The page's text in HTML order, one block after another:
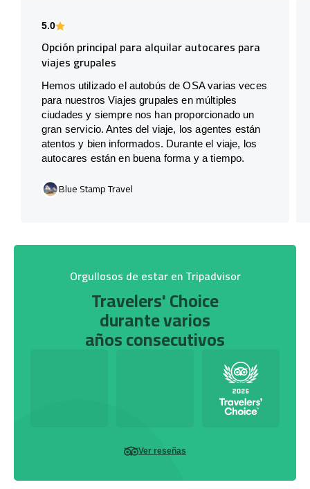
5.0
Opción principal para alquilar autocares para
viajes grupales
Hemos utilizado el autobús de OSA varias veces
para nuestros Viajes grupales en múltiples
ciudades y siempre nos han proporcionado un
gran servicio. Antes del viaje, los agentes están
atentos y bien informados. Durante el viaje, los
autocares están en buena forma y a tiempo.
Blue Stamp Travel
Orgullosos de estar en Tripadvisor
Travelers' Choice
durante varios
años consecutivos
Ver reseñas